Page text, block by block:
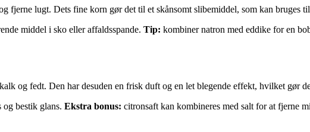
fjerne lugt. Dets fine korn gør det til et skånsomt slibemiddel, som kan bruges
middel i sko eller affaldsspande. Tip: kombiner natron med eddike for en
og fedt. Den har desuden en frisk duft og en let blegende effekt, hvilket gør
bestik glans. Ekstra bonus: citronsaft kan kombineres med salt for at fjerne